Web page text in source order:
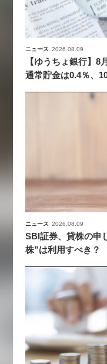
ニュース 2026.08.09
【ゆうちょ銀行】8
通常貯金は0.4％、
ニュース 2026.08.09
SBI証券、貸株の申
株”は利用すべき？